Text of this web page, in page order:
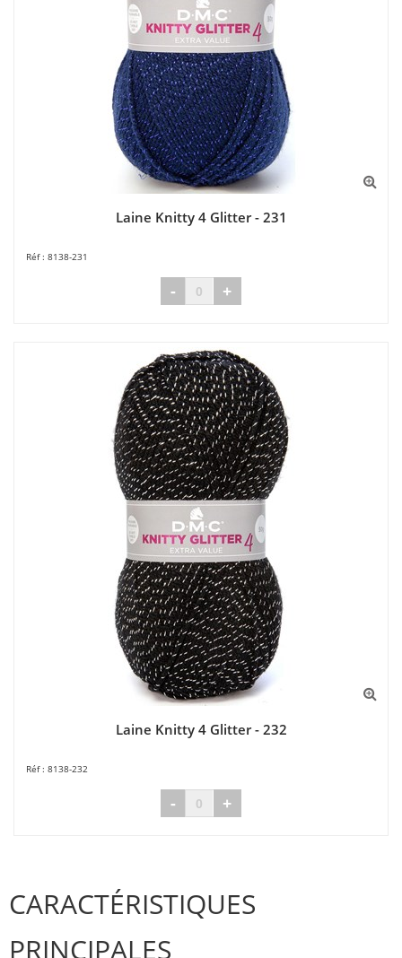
Laine Knitty 4 Glitter - 231
8138-231
- +
Laine Knitty 4 Glitter - 232
8138-232
- +
CARACTÉRISTIQUES
PRINCIPALES